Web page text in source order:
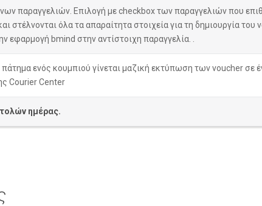
παραγγελιών. Επιλογή με checkbox των παραγγελιών που
στέλνονται όλα τα απαραίτητα στοιχεία για τη δημιουργία
εφαρμογή bmind στην αντίστοιχη παραγγελία. .
πάτημα ενός κουμπιού γίνεται μαζική εκτύπωση των voucher σε
Courier Center
ημέρας.